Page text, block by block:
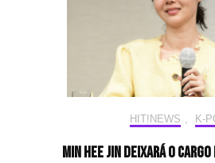
HIT!NEWS K-
Min Hee Jin deixará o cargo